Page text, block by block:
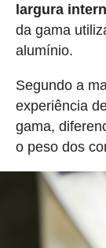
largura
da gama
alumínio.
Segundo a
experiência
gama,
o peso dos